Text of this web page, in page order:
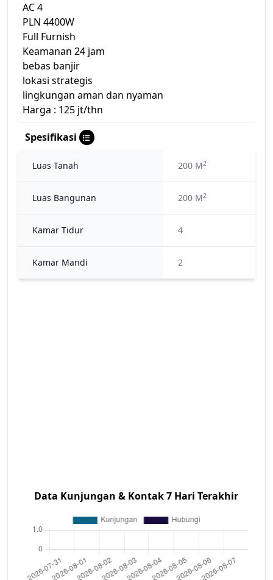
AC 4
PLN 4400W
Full Furnish
Keamanan 24 jam
bebas banjir
lokasi strategis
lingkungan aman dan nyaman
Harga : 125 jt/thn
Spesifikasi
Luas Tanah 200 M2
Luas Bangunan 200 M2
Kamar Tidur 4
Kamar Mandi 2
Data Kunjungan & Kontak 7 Hari Terakhir